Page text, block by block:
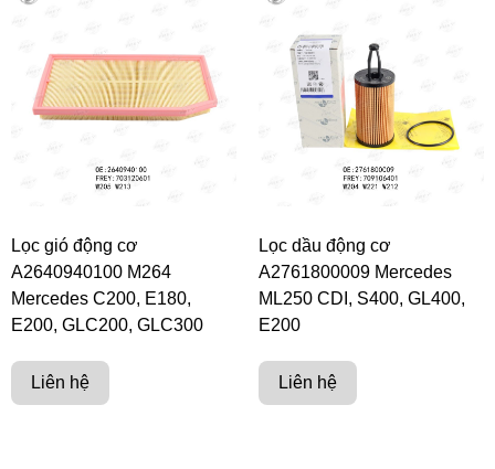
Lọc gió động cơ
A2640940100 M264
Mercedes C200, E180,
E200, GLC200, GLC300
Liên hệ
Lọc dầu động cơ
A2761800009 Mercedes
ML250 CDI, S400, GL400,
E200
Liên hệ